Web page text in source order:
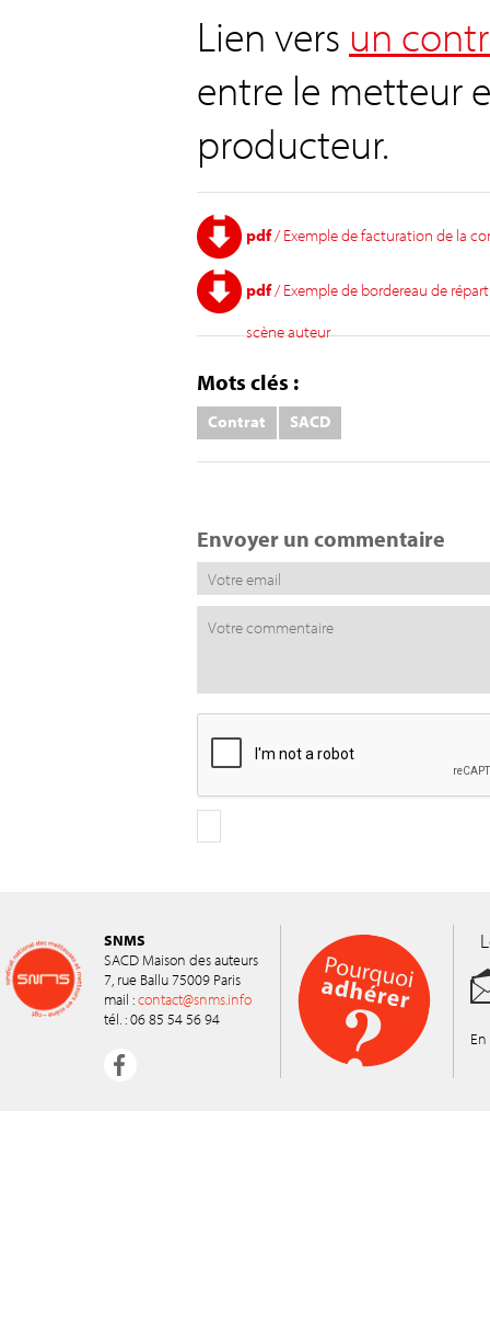
Lien vers un
entre le metteur
producteur.
pdf/ Exemple de facturation de la
pdf/ Exemple de bordereau de
scène auteur
Mots clés :
Contrat SACD
Envoyer un commentaire
SNMS
SACD Maison des auteurs
7, rue Ballu 75009 Paris
mail :contact@snms.info
tél. : 06 85 54 56 94